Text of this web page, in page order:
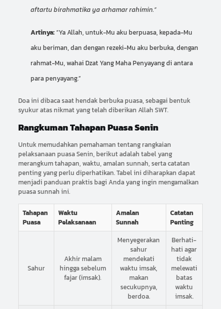
aftartu birahmatika ya arhamar rahimin.”
Artinya:“Ya Allah, untuk-Mu aku berpuasa, kepada-Mu
aku beriman, dan dengan rezeki-Mu aku berbuka, dengan
rahmat-Mu, wahai Dzat Yang Maha Penyayang di antara
para penyayang.”
Doa ini dibaca saat hendak berbuka puasa, sebagai bentuk
syukur atas nikmat yang telah diberikan Allah SWT.
Rangkuman Tahapan Puasa Senin
Untuk memudahkan pemahaman tentang rangkaian
pelaksanaan puasa Senin, berikut adalah tabel yang
merangkum tahapan, waktu, amalan sunnah, serta catatan
penting yang perlu diperhatikan. Tabel ini diharapkan dapat
menjadi panduan praktis bagi Anda yang ingin mengamalkan
puasa sunnah ini.
Tahapan
Puasa
Waktu
Pelaksanaan
Amalan
Sunnah
Catatan
Penting
Sahur
Akhir malam
hingga sebelum
fajar (imsak).
Menyegerakan
sahur
mendekati
waktu imsak,
makan
secukupnya,
berdoa.
Berhati-
hati agar
tidak
melewati
batas
waktu
imsak.